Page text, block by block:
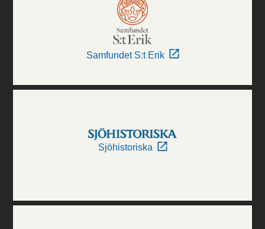
Samfundet S:t Erik
Sjöhistoriska